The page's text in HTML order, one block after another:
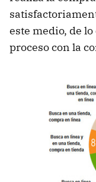
este medio, de
proceso con la